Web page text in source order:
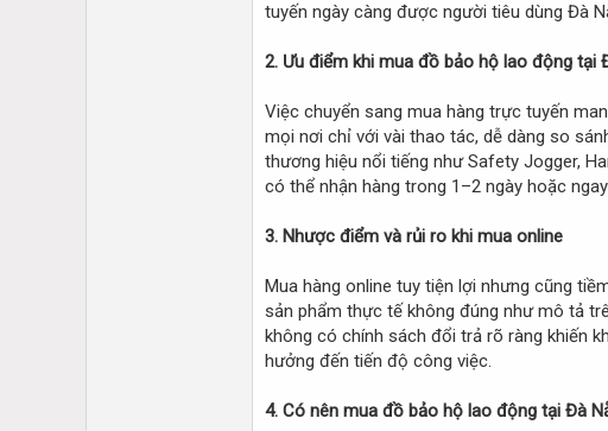
tuyến ngày càng được người tiêu dùng Đà
2. Ưu điểm khi mua đồ bảo hộ lao động tại
Việc chuyển sang mua hàng trực tuyến
mọi nơi chỉ với vài thao tác, dễ dàng so
thương hiệu nổi tiếng như Safety Jogger,
có thể nhận hàng trong 1–2 ngày hoặc
3. Nhược điểm và rủi ro khi mua online
Mua hàng online tuy tiện lợi nhưng cũng
sản phẩm thực tế không đúng như mô tả
không có chính sách đổi trả rõ ràng khiến
hưởng đến tiến độ công việc.
4. Có nên mua đồ bảo hộ lao động tại Đà